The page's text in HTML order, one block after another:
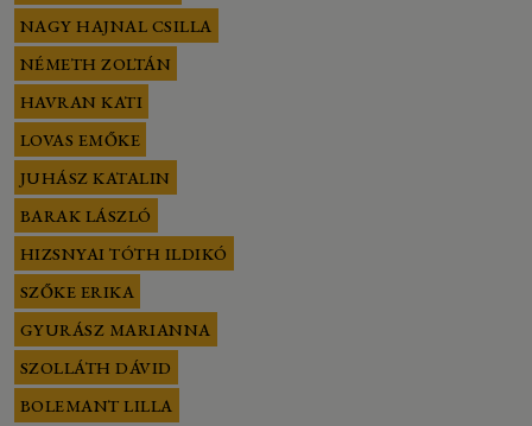
NAGY HAJNAL CSILLA
NÉMETH ZOLTÁN
HAVRAN KATI
LOVAS EMŐKE
JUHÁSZ KATALIN
BARAK LÁSZLÓ
HIZSNYAI TÓTH ILDIKÓ
SZŐKE ERIKA
GYURÁSZ MARIANNA
SZOLLÁTH DÁVID
BOLEMANT LILLA